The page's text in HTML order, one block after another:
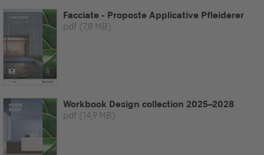
Facciate - Proposte Applicative Pfleiderer
pdf (7,8 MB)
Workbook Design collection 2025–2028
pdf (14,9 MB)